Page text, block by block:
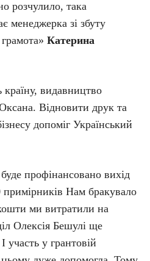
розчулило, така
менеджерка зі збуту
Катерина
видавництво
Відновити друк та
допоміг Український
профінансовано вихід
Нам бракувало
ми витратили на
Олексія Бешулі ще
участь у грантовій